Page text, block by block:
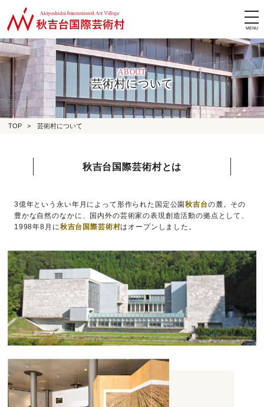
ABOUT
芸術村について
TOP > 芸術村について
秋吉台国際芸術村とは
3億年という永い年月によって形作られた国定公園秋吉台の麓。その
豊かな自然のなかに、国内外の芸術家の表現創造活動の拠点として、
1998年8月に秋吉台国際芸術村はオープンしました。